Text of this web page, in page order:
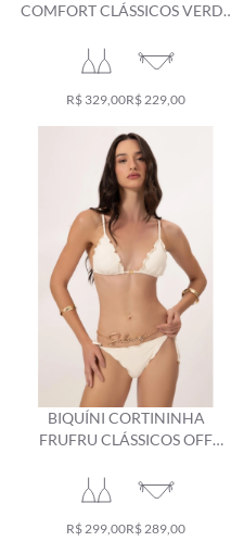
COMFORT CLÁSSICOS VERDE
R$ 329,00R$ 229,00
BIQUÍNI CORTININHA
FRUFRU CLÁSSICOS OFF
R$ 299,00R$ 289,00